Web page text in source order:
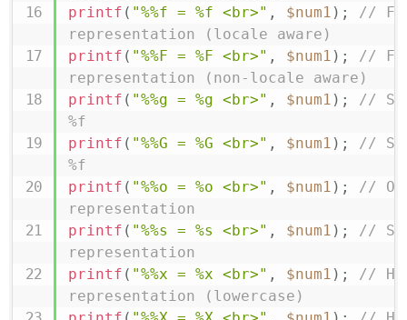
printf ( "%%f = %f <br>" , $num1 ) ;
//
representation (locale aware)
printf ( "%%F = %F <br>" , $num1 ) ;
//
representation (non-locale aware)
printf ( "%%g = %g <br>" , $num1 ) ;
//
%f
printf ( "%%G = %G <br>" , $num1 ) ;
//
%f
printf ( "%%o = %o <br>" , $num1 ) ;
//
representation
printf ( "%%s = %s <br>" , $num1 ) ;
//
representation
printf ( "%%x = %x <br>" , $num1 ) ;
//
representation (lowercase)